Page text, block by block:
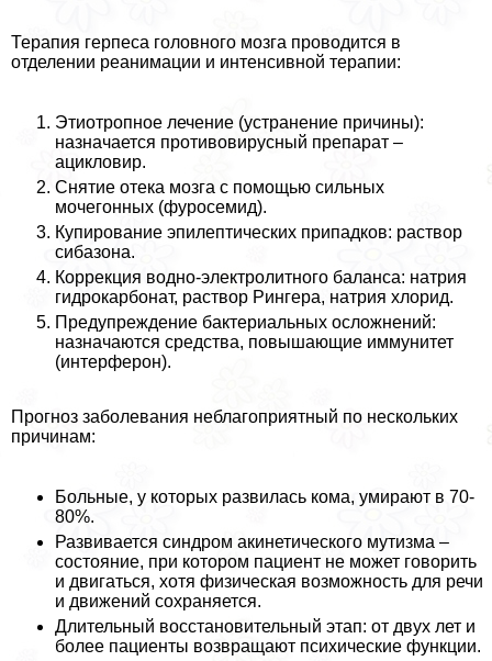
Терапия гepпeса головного мозга проводится в
отделении реанимации и интенсивной терапии:
Этиотропное лечение (устранение причины):
назначается противовирусный препарат –
ацикловир.
Снятие отека мозга с помощью сильных
мочегонных (фуросемид).
Купирование эпилептических припадков: раствор
сибазона.
Коррекция водно-электролитного баланса: натрия
гидрокарбонат, раствор Рингера, натрия хлорид.
Предупреждение бактериальных осложнений:
назначаются средства, повышающие иммунитет
(интерферон).
Прогноз заболевания нeблагоприятный по нескольких
причинам:
Больные, у которых развилась кома, умирают в 70-
80%.
Развивается синдром акинетического мутизма –
состояние, при котором пациент не может говорить
и двигаться, хотя физическая возможность для речи
и движений сохраняется.
Длительный восстановительный этап: от двух лет и
более пациенты возвращают психические функции.